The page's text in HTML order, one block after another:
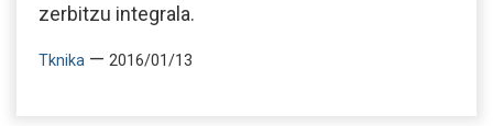
zerbitzu integrala.
Tknika — 2016/01/13